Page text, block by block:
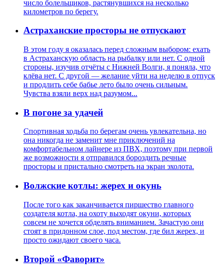
число болельщиков, растянувшихся на несколько
километров по берегу.
Астраханские просторы не отпускают
В этом году я оказалась перед сложным выбором: ехать
в Астраханскую область на рыбалку или нет. С одной
стороны, изучив отчёты с Нижней Волги, я поняла, что
клёва нет. С другой — желание уйти на неделю в отпуск
и продлить себе бабье лето было очень сильным.
Чувства взяли верх над разумом...
В погоне за удачей
Спортивная ходьба по берегам очень увлекательна, но
она никогда не заменит мне приключений на
комфортабельном лайнере из ПВХ, поэтому при первой
же возможности я отправился бороздить речные
просторы и пристально смотреть на экран эхолота.
Волжские котлы: жерех и окунь
После того как заканчивается пиршество главного
создателя котла, на охоту выходят окуни, которых
совсем не хочется обделять вниманием. Зачастую они
стоят в придонном слое, под местом, где бил жерех, и
просто ожидают своего часа.
Второй «Фаворит»